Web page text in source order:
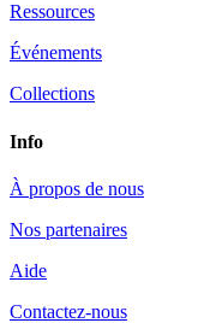
Ressources
Événements
Collections
Info
À propos de nous
Nos partenaires
Aide
Contactez-nous